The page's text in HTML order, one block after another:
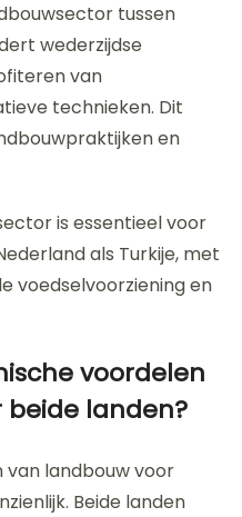
tussen
wederzijdse
van
technieken. Dit
en
is essentieel voor
als Turkije, met
voedselvoorziening en
voordelen
landen?
van landbouw voor
Beide landen